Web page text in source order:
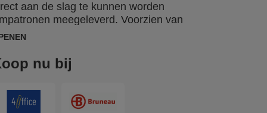
aan de slag te kunnen worden
meegeleverd. Voorzien van
met siliconen bescherming.
nu bij